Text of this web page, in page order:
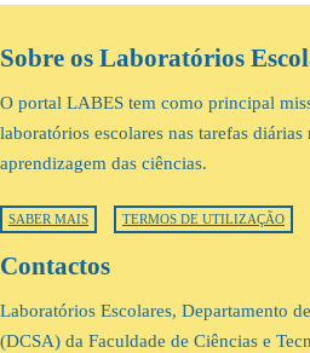
Sobre os Laboratórios
O portal LABES tem como principal
laboratórios escolares nas tarefas
aprendizagem das ciências.
SABER MAIS TERMOS DE UTILIZAÇÃO
Contactos
Laboratórios Escolares, Departamento
(DCSA) da Faculdade de Ciências e